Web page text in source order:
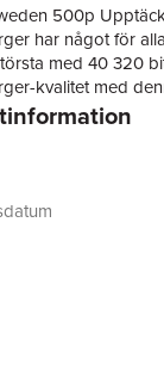
500p
har något för
med 40 320
kvalitet med